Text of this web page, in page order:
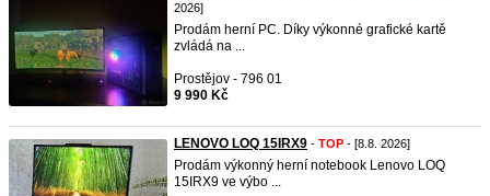
2026]
Prodám herní PC. Díky výkonné grafické kartě
zvládá na ...
Prostějov - 796 01
9 990 Kč
LENOVO LOQ 15IRX9 - TOP - [8.8. 2026]
Prodám výkonný herní notebook Lenovo LOQ
15IRX9 ve výbo ...